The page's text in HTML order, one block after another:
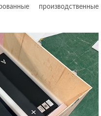
производственные